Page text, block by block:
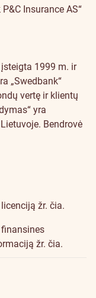
Insurance AS“
1999 m. ir
„Swedbank“
vertę ir klientų
yra
Bendrovė
žr. čia.
finansines
žr. čia.